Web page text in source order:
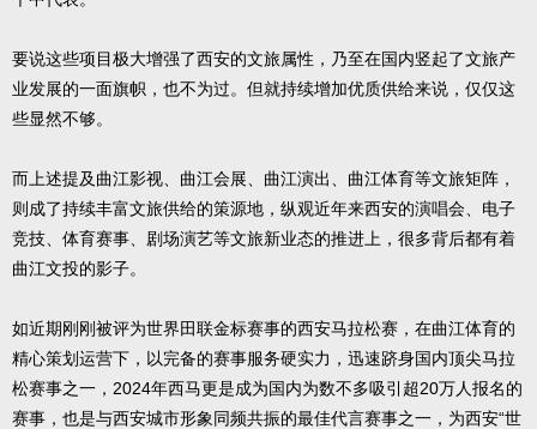
要说这些项目极大增强了西安的文旅属性，乃至在国内竖起了文旅产
业发展的一面旗帜，也不为过。但就持续增加优质供给来说，仅仅这
些显然不够。
而上述提及曲江影视、曲江会展、曲江演出、曲江体育等文旅矩阵，
则成了持续丰富文旅供给的策源地，纵观近年来西安的演唱会、电子
竞技、体育赛事、剧场演艺等文旅新业态的推进上，很多背后都有着
曲江文投的影子。
如近期刚刚被评为世界田联金标赛事的西安马拉松赛，在曲江体育的
精心策划运营下，以完备的赛事服务硬实力，迅速跻身国内顶尖马拉
松赛事之一，2024年西马更是成为国内为数不多吸引超20万人报名的
赛事，也是与西安城市形象同频共振的最佳代言赛事之一，为西安“世